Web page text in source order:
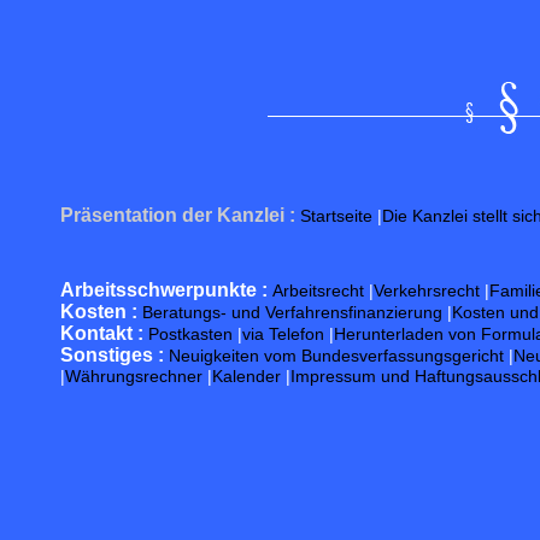
Präsentation der Kanzlei : Startseite |Die Kanzlei stellt
Arbeitsschwerpunkte : Arbeitsrecht |Verkehrsrecht |
Kosten : Beratungs- und Verfahrensfinanzierung |Kosten
Kontakt : Postkasten |via Telefon |Herunterladen von
Sonstiges : Neuigkeiten vom Bundesverfassungsgericht |
|Währungsrechner |Kalender |Impressum und